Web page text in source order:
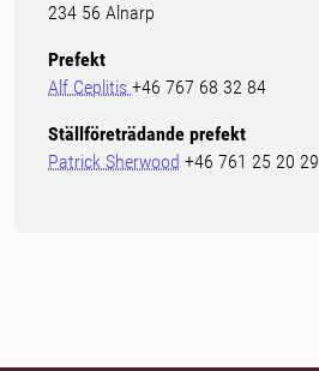
234 56 Alnarp
Prefekt
Alf Ceplitis +46 767 68 32 84
Ställföreträdande prefekt
Patrick Sherwood +46 761 25 20 29